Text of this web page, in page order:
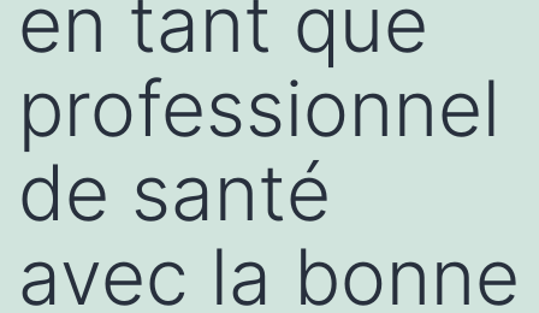
en tant que
professionnel
de santé
avec la bonne